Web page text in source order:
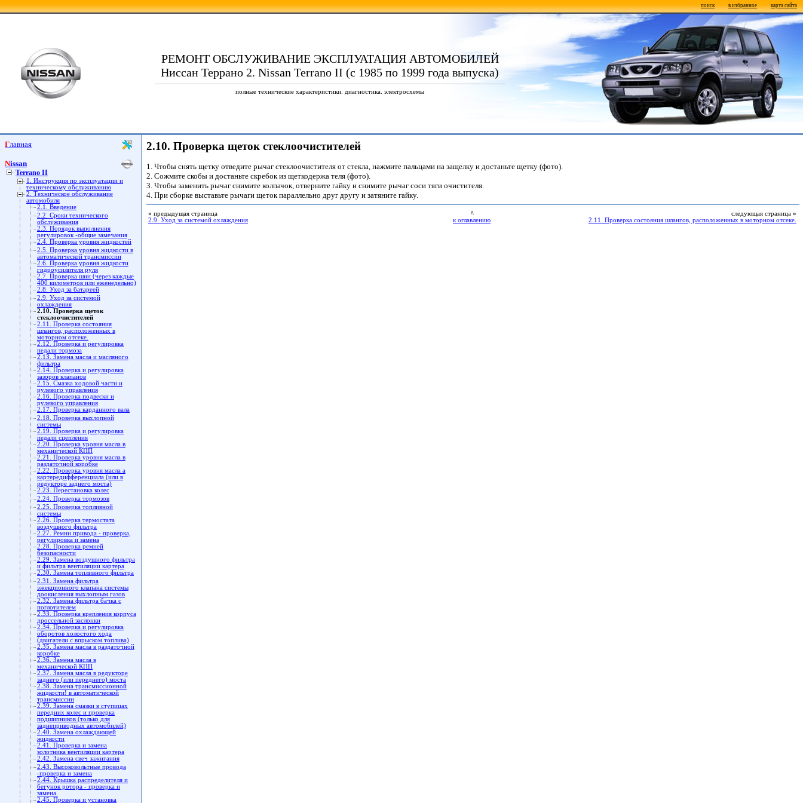
поиск в избранное карта сайта
РЕМОНТ ОБСЛУЖИВАНИЕ ЭКСПЛУАТАЦИЯ АВТОМОБИЛЕЙ
Ниссан Террано 2. Nissan Terrano II (с 1985 по 1999 года выпуска)
полные технические характеристики. диагностика. электросхемы
Главная
Nissan
Terrano II
1. Инструкция по эксплуатации и
техническому обслуживанию
2. Техническое обслуживание
автомобиля
2.1. Введение
2.2. Сроки технического
обслуживания
2.3. Порядок выполнения
регулировок -общие замечания
2.4. Проверка уровня жидкостей
2.5. Проверка уровня жидкости в
автоматической трансмиссии
2.6. Проверка уровня жидкости
гидроусилителя руля
2.7. Проверка шин (через каждые
400 километров или еженедельно)
2.8. Уход за батареей
2.9. Уход за системой
охлаждения
2.10. Проверка щеток
стеклоочистителей
2.11. Проверка состояния
шлангов, расположенных в
моторном отсеке.
2.12. Проверка и регулировка
педали тормоза
2.13. Замена масла и масляного
фильтра
2.14. Проверка и регулировка
зазоров клапанов
2.15. Смазка ходовой части и
рулевого управления
2.16. Проверка подвески и
рулевого управления
2.17. Проверка карданного вала
2.18. Проверка выхлопной
системы
2.19. Проверка и регулировка
педали сцепления
2.20. Проверка уровня масла в
механической КПП
2.21. Проверка уровня масла в
раздаточной коробке
2.22. Проверка уровня масла а
картередифференциала (или в
редукторе заднего моста)
2.23. Перестановка колес
2.24. Проверка тормозов
2.25. Проверка топливной
системы
2.26. Проверка термостата
воздушного фильтра
2.27. Ремни привода - проверка,
регулировка и замена
2.28. Проверка ремней
безопасности
2.29. Замена воздушного фильтра
и фильтра вентиляции картера
2.30. Замена топливного фильтра
2.31. Замена фильтра
эжекционного клапана системы
доокисления выхлопным газов
2.32. Замена фильтра бачка с
поглотителем
2.33. Проверка крепления корпуса
дроссельной заслонки
2.34. Проверка и регулировка
оборотов холостого хода
(двигатели с впрыском топлива)
2.35. Замена масла в раздаточной
коробке
2.36. Замена масла в
механической КПП
2.37. Замена масла в редукторе
заднего (или переднего) моста
2.38. Замена трансмиссионной
жидкости! в автоматической
трансмиссии
2.39. Замена смазки в ступицах
передних колес и проверка
подшипников (только для
заднеприводных автомобилей)
2.40. Замена охлаждающей
жидкости
2.41. Проверка и замена
золотника вентиляции картера
2.42. Замена свеч зажигания
2.43. Высоковольтные провода
-проверка и замена
2.44. Крышка распределителя и
бегунок ротора - проверка и
замена.
2.45. Проверка и установка
2.10. Проверка щеток стеклоочистителей
1. Чтобы снять щетку отведите рычаг стеклоочистителя от стекла, нажмите пальцами на защелку и достаньте щетку (фото).
2. Сожмите скобы и достаньте скребок из щеткодержа теля (фото).
3. Чтобы заменить рычаг снимите колпачок, отверните гайку и снимите рычаг соси тяги очистителя.
4. При сборке выставьте рычаги щеток параллельно друг другу и затяните гайку.
« предыдущая страница
2.9. Уход за системой охлаждения
^
к оглавлению
следующая страница »
2.11. Проверка состояния шлангов, расположенных в моторном отсеке.